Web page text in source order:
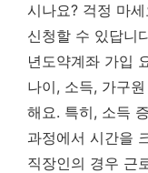
시나요? 걱정 마
신청할 수 있답니
년도약계좌 가입
나이, 소득, 가구
해요. 특히, 소득
과정에서 시간을
직장인의 경우 근